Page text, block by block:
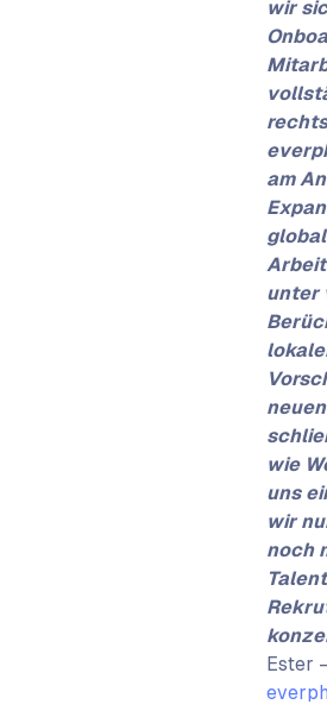
wir
am
unter
wie
uns
wir
noch
Ester